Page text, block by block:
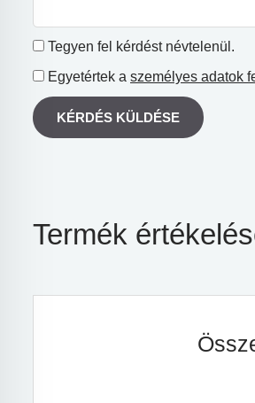
Tegyen fel kérdést névtelenül.
Egyetértek a személyes adatok
KÉRDÉS KÜLDÉSE
Termék